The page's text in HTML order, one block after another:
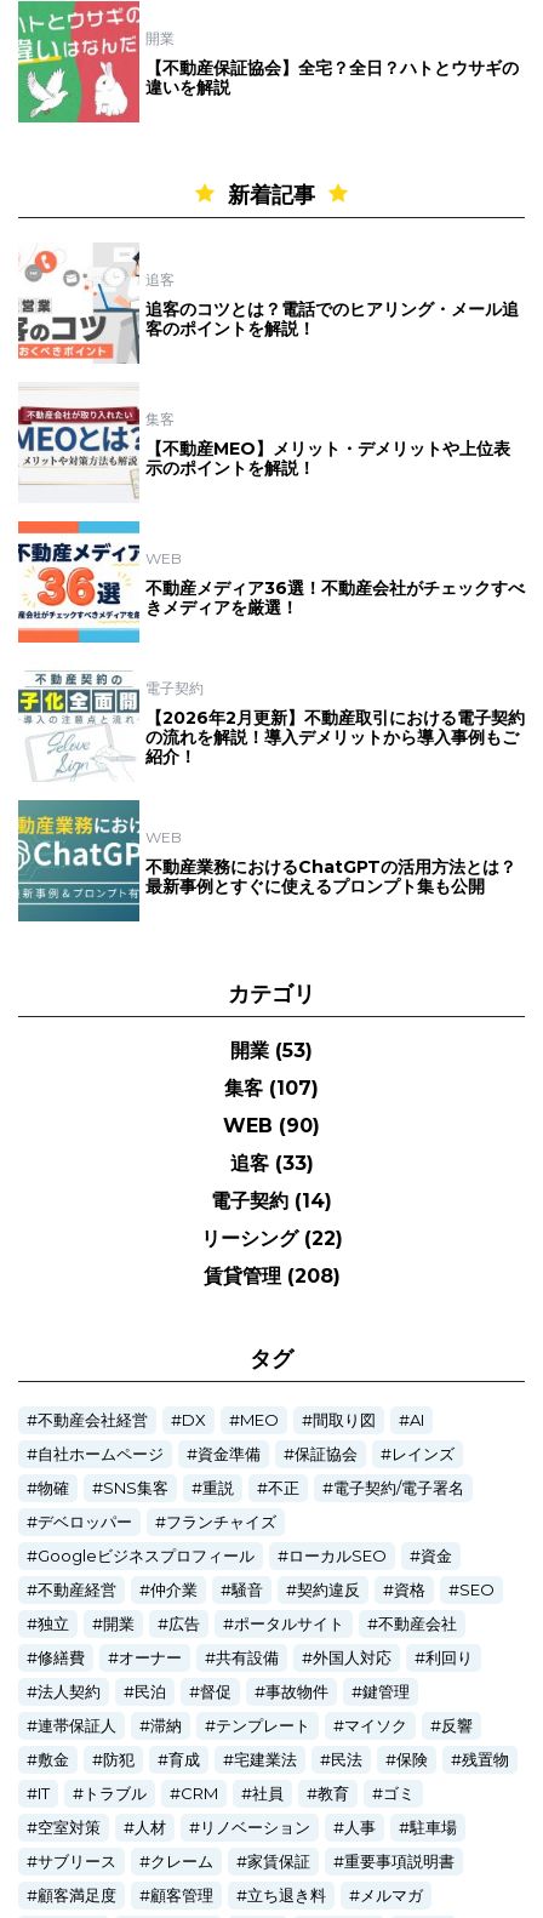
開業
【不動産保証協会】全宅？全日？ハトとウサギの
違いを解説
新着記事
追客
追客のコツとは？電話でのヒアリング・メール追
客のポイントを解説！
集客
【不動産MEO】メリット・デメリットや上位表
示のポイントを解説！
WEB
不動産メディア36選！不動産会社がチェックすべ
きメディアを厳選！
電子契約
【2026年2月更新】不動産取引における電子契約
の流れを解説！導入デメリットから導入事例もご
紹介！
WEB
不動産業務におけるChatGPTの活用方法とは？
最新事例とすぐに使えるプロンプト集も公開
カテゴリ
開業 (53)
集客 (107)
WEB (90)
追客 (33)
電子契約 (14)
リーシング (22)
賃貸管理 (208)
タグ
不動産会社経営 DX MEO 間取り図
AI
自社ホームページ
資金準備 保証協会
レインズ
物確
SNS集客 重説 不正
電子契約/電子署名
デベロッパー
フランチャイズ
Googleビジネスプロフィール
ローカルSEO
資金
不動産経営
仲介業 騒音 契約違反 資格
SEO
独立
開業 広告 ポータルサイト
不動産会社
修繕費
オーナー 共有設備 外国人対応
利回り
法人契約
民泊 督促 事故物件
鍵管理
連帯保証人
滞納 テンプレート マイソク
反響
敷金
防犯 育成 宅建業法 民法 保険
残置物
IT
トラブル CRM 社員 教育
ゴミ
空室対策
人材 リノベーション 人事
駐車場
サブリース
クレーム 家賃保証
重要事項説明書
顧客満足度
顧客管理 立ち退き料
メルマガ